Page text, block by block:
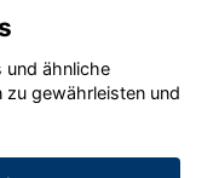
2020 - 2026
und ähnliche
zu gewährleisten und